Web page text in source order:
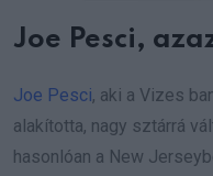
Joe Pesci,
Joe Pesci, aki a Vizes
alakította, nagy sztárrá
hasonlóan a New